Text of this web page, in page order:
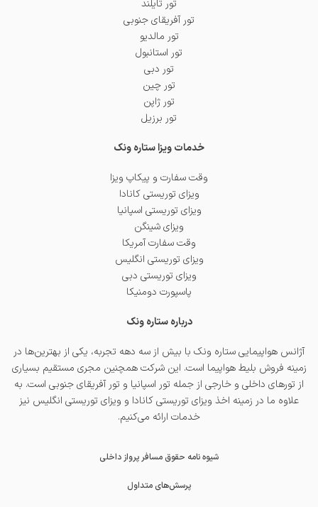
تور تایلند
تور آفریقای جنوبی
تور مالدیو
تور استانبول
تور دبی
تور چین
تور ژاپن
تور برزیل
خدمات ویزا ستاره ونک
وقت سفارت و پیکاپ ویزا
ویزای توریستی کانادا
ویزای توریستی اسپانیا
ویزای شینگن
وقت سفارت آمریکا
ویزای توریستی انگلیس
ویزای توریستی دبی
پاسپورت دومنیکا
درباره ستاره ونک
آژانس هواپیمایی ستاره ونک با بیش از سه دهه تجربه، یکی از بهترین‌ها در
زمینه فروش بلیط هواپیما است. این شرکت همچنین مجری مستقیم بسیاری
از تورهای داخلی و خارجی از جمله تور اسپانیا و تور آفریقای جنوبی است. به
علاوه ما در زمینه اخذ ویزای توریستی کانادا و ویزای توریستی انگلیس نیز
خدمات ارائه می‌کنیم.
شیوه نامه حقوق مسافر پرواز داخلی
پرسش‌های متداول